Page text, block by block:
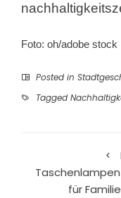
Foto: oh/adobe stock
Posted in
Tagged
für